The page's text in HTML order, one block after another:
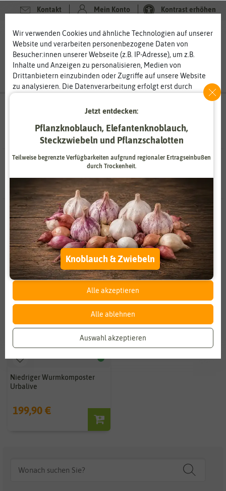
Kontakt Mein Konto Kontrast erhöhen
0 0
Anzucht & Gartenzubehör- Gartengeräte &
Gartenwerkzeuge
- Komposter
1 Ergebnissegefunden in Komposter
Niedriger Wurmkomposter
Urbalive
199,90 €
Filter
Wir verwenden Cookies und ähnliche Technologien auf unserer
Website und verarbeiten personenbezogene Daten von
Besucher:innen unserer Webseite (z.B. IP-Adresse), um z.B.
Inhalte und Anzeigen zu personalisieren, Medien von
Drittanbietern einzubinden oder Zugriffe auf unsere Website
zu analysieren. Die Datenverarbeitung erfolgt erst durch
gesetzte Cookies. Wir teilen diese Daten mit Dritten, die wir in
den Einstellungen benennen.
eines berechtigten Interesses erfolgen. Die Zustimmung kann
erteilt oder abgelehnt werden. Es besteht das Recht, nicht
Zeitpunkt zu ändern oder zu widerrufen. Weitere
den Diensten erklären wir in unserer Daten­schutz­erklärung
Essenziell Statistik
Zahlungsdienstleister Marketing
Externe Medien Funktional
Weitere Einstellungen
Alle akzeptieren
Alle ablehnen
Auswahl akzeptieren
Jetzt entdecken:
Pflanzknoblauch, Elefantenknoblauch,
Steckzwiebeln und Pflanzschalotten
Teilweise begrenzte Verfügbarkeiten aufgrund regionaler Ertragseinbußen
durch Trockenheit.
Knoblauch & Zwiebeln